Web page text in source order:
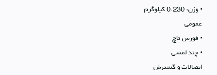
• وزن: 0.230 کیلوگرم
عمومی
• فورس تاچ
• چند لمسی
اتصالات و گسترش